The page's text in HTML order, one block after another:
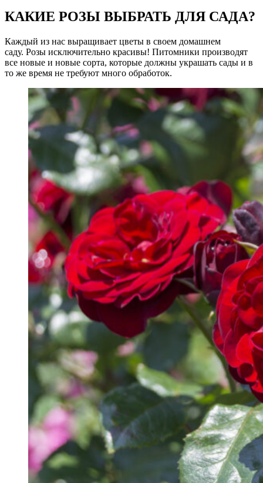
КАКИЕ РОЗЫ ВЫБРАТЬ ДЛЯ САДА?
Каждый из нас выращивает цветы в своем домашнем
саду. Розы исключительно красивы! Питомники производят
все новые и новые сорта, которые должны украшать сады и в
то же время не требуют много обработок.